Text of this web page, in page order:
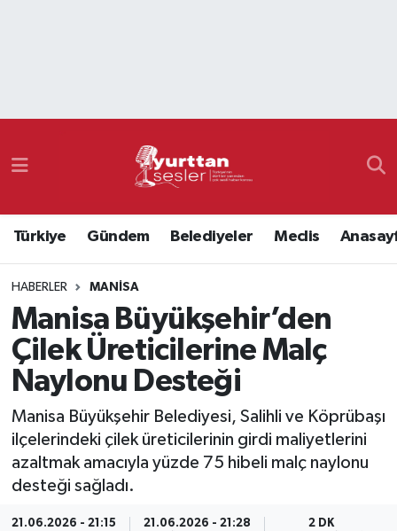
Türkiye Gündem Belediyeler Meclis
HABERLER MANISA
Manisa Büyükşehir’den
Çilek Üreticilerine Malç
Naylonu Desteği
Manisa Büyükşehir Belediyesi, Salihli ve Köprübaşı
ilçelerindeki çilek üreticilerinin girdi maliyetlerini
azaltmak amacıyla yüzde 75 hibeli malç naylonu
desteği sağladı.
21.06.2026 - 21:15 21.06.2026 - 21:28 2 DK
Namaz Vakitleri
Süper Lig Puan Durumu ve Fikstür
Tüm Manşetler
Son Dakika Haberleri
Haber Arşivi